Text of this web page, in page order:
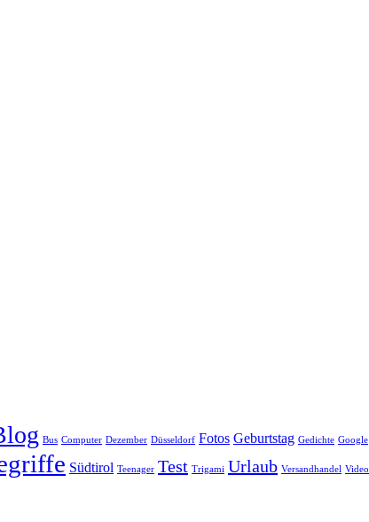
Bus Computer Dezember Düsseldorf Fotos Geburtstag Gedichte Google
Südtirol Teenager Test Trigami Urlaub Versandhandel Video